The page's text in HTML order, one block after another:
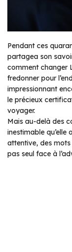
Pendant ces
partagea son
comment changer
fredonner pour
impressionnant
le précieux
voyager.
Mais au-delà des
inestimable qu’elle
attentive, des mots
pas seul face à